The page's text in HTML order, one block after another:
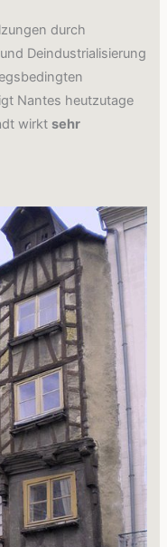
durch
Deindustrialisierung
Nantes heutzutage
wirkt sehr